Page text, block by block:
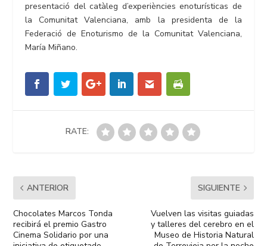
presentació del catàleg d’experiències enoturísticas de
la Comunitat Valenciana, amb la presidenta de la
Federació de Enoturismo de la Comunitat Valenciana,
María Miñano.
RATE:
ANTERIOR
Chocolates Marcos Tonda
recibirá el premio Gastro
Cinema Solidario por una
SIGUIENTE
Vuelven las visitas guiadas
y talleres del cerebro en el
Museo de Historia Natural